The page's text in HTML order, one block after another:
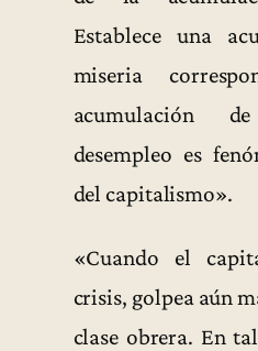
Establece una
miseria
acumulación
desempleo es
del capitalismo».
«Cuando el
crisis, golpea aún
clase obrera. En